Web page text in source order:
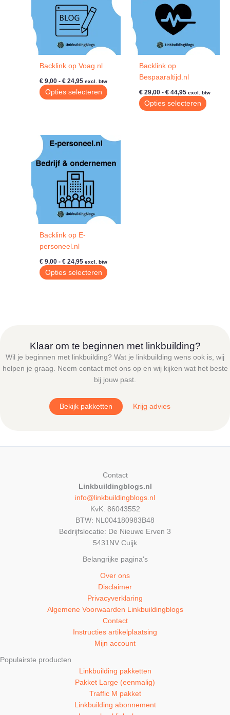
Backlink op Voag.nl
€ 9,00 - € 24,95 Prijsklasse:
€ 9,00
tot
excl. btw
Opties selecteren
Dit
de
Backlink op
Bespaaraltijd.nl
€29,00 - €44,95Prijsklasse:
€ 29,00
tot
excl. btw
Opties selecteren
Dit
Backlink op E-
personeel.nl
€ 9,00 - € 24,95 Prijsklasse:
€ 9,00
tot
excl. btw
Opties selecteren
Dit
kan
gekozen
worden
op
productpagina
Klaar om te beginnen met linkbuilding?
Wil je beginnen met linkbuilding? Wat je linkbuilding wens ook is, wij
helpen je graag. Neem contact met ons op en wij kijken wat het beste
bij jouw past.
Bekijk pakketten Krijg advies
Contact
Linkbuildingblogs.nl
info@linkbuildingblogs.nl
KvK: 86043552
BTW: NL004180983B48
Bedrijfslocatie: De Nieuwe Erven 3
5431NV Cuijk
Belangrijke pagina's
Over ons
Disclaimer
Privacyverklaring
Algemene Voorwaarden Linkbuildingblogs
Contact
Instructies artikelplaatsing
Mijn account
Populairste producten
Linkbuilding pakketten
Pakket Large (eenmalig)
Traffic M pakket
Linkbuilding abonnement